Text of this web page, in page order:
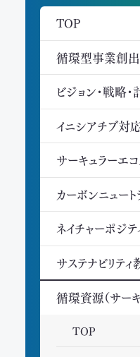
TOP
循環型事業創出
ビジョン・戦略
イニシアチブ
サーキュラーエコ
カーボンニュート
ネイチャーポジテ
サステナビリテ
循環資源（サー
TOP